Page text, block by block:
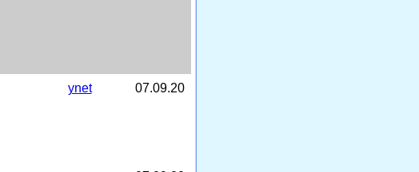
07.09.20
ynet